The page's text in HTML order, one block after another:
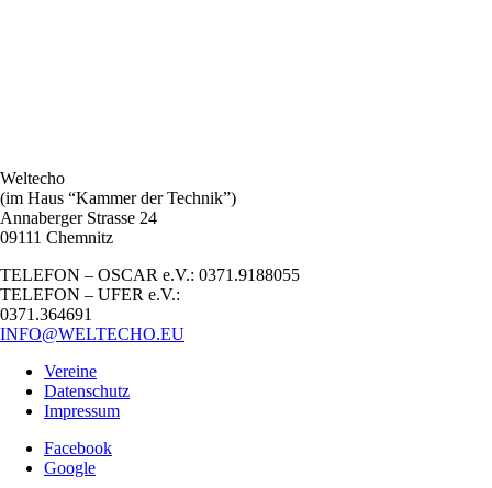
Weltecho
(im Haus “Kammer der Technik”)
Annaberger Strasse 24
09111 Chemnitz
TELEFON – OSCAR e.V.: 0371.9188055
TELEFON – UFER e.V.:
0371.364691
INFO@WELTECHO.EU
Vereine
Datenschutz
Impressum
Facebook
Google